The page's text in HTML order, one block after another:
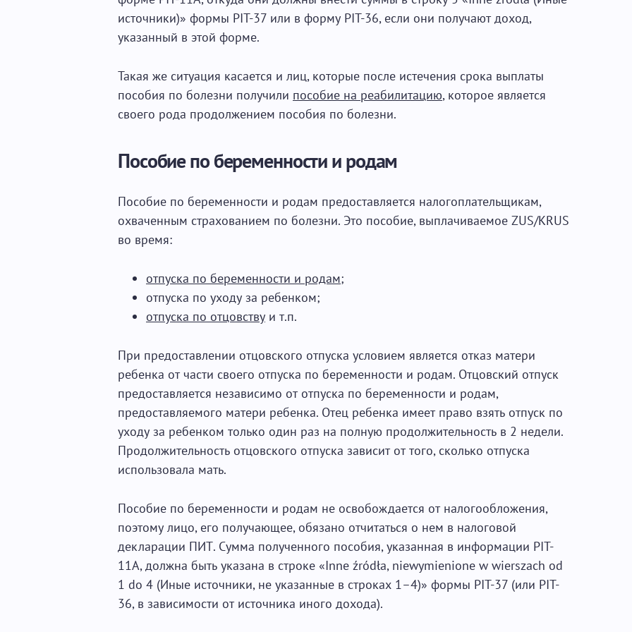
источники)» формы PIT-37 или в форму PIT-36, если они получают доход,
указанный в этой форме.
Такая же ситуация касается и лиц, которые после истечения срока выплаты
пособия по болезни получили пособие на реабилитацию, которое является
своего рода продолжением пособия по болезни.
Пособие по беременности и родам
Пособие по беременности и родам предоставляется налогоплательщикам,
охваченным страхованием по болезни. Это пособие, выплачиваемое ZUS/KRUS
во время:
отпуска по беременности и родам;
отпуска по уходу за ребенком;
отпуска по отцовству и т.п.
При предоставлении отцовского отпуска условием является отказ матери
ребенка от части своего отпуска по беременности и родам. Отцовский отпуск
предоставляется независимо от отпуска по беременности и родам,
предоставляемого матери ребенка. Отец ребенка имеет право взять отпуск по
уходу за ребенком только один раз на полную продолжительность в 2 недели.
Продолжительность отцовского отпуска зависит от того, сколько отпуска
использовала мать.
Пособие по беременности и родам не освобождается от налогообложения,
поэтому лицо, его получающее, обязано отчитаться о нем в налоговой
декларации ПИТ. Сумма полученного пособия, указанная в информации PIT-
11A, должна быть указана в строке «Inne źródła, niewymienione w wierszach od
1 do 4 (Иные источники, не указанные в строках 1–4)» формы PIT-37 (или PIT-
36, в зависимости от источника иного дохода).